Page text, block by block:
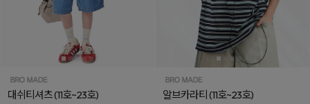
대쉬티셔츠(11호~23호) 알브카라티(11호~23호)